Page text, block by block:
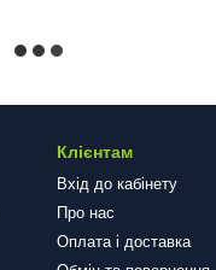
Клієнтам
Вхід до кабінету
Про нас
Оплата і доставка